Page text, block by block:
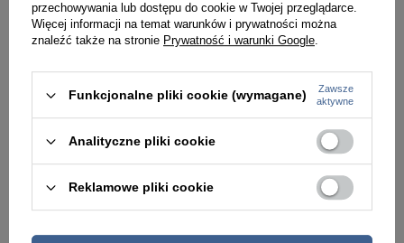
57,00 zł
Najniższa cena:59,99 zł
59,99 zł 66,00 zł
Najniższa cena:69,99 zł
69,99 zł
PROMOCJA PROMOCJA
przechowywania lub dostępu do cookie w Twojej przeglądarce.
Więcej informacji na temat warunków i prywatności można
znaleźć także na stronie Prywatność i warunki Google.
Funkcjonalne pliki cookie (wymagane)
Zawsze
aktywne
Analityczne pliki cookie
Reklamowe pliki cookie